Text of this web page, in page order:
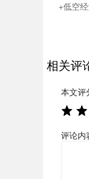
+低空
相关评
本文评
评论内